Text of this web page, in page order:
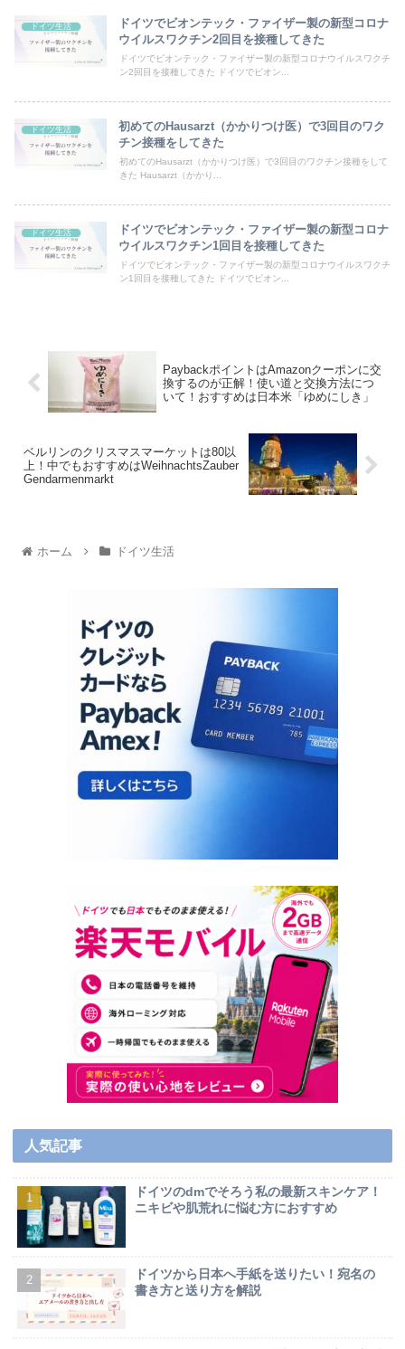
ドイツ生活
ドイツでビオンテック・ファイザー製の新型コロナ
ウイルスワクチン2回目を接種してきた
ドイツでビオンテック・ファイザー製の新型コロナウイルスワクチ
ン2回目を接種してきた ドイツでビオン...
ドイツ生活
初めてのHausarzt（かかりつけ医）で3回目のワク
チン接種をしてきた
初めてのHausarzt（かかりつけ医）で3回目のワクチン接種をして
きた Hausarzt（かかり...
ドイツ生活
ドイツでビオンテック・ファイザー製の新型コロナ
ウイルスワクチン1回目を接種してきた
ドイツでビオンテック・ファイザー製の新型コロナウイルスワクチ
ン1回目を接種してきた ドイツでビオン...
PaybackポイントはAmazonクーポンに交
換するのが正解！使い道と交換方法につ
いて！おすすめは日本米「ゆめにしき」
ベルリンのクリスマスマーケットは80以
上！中でもおすすめはWeihnachtsZauber
Gendarmenmarkt
ホーム ドイツ生活
人気記事
ドイツのdmでそろう私の最新スキンケア！
ニキビや肌荒れに悩む方におすすめ
ドイツから日本へ手紙を送りたい！宛名の
書き方と送り方を解説